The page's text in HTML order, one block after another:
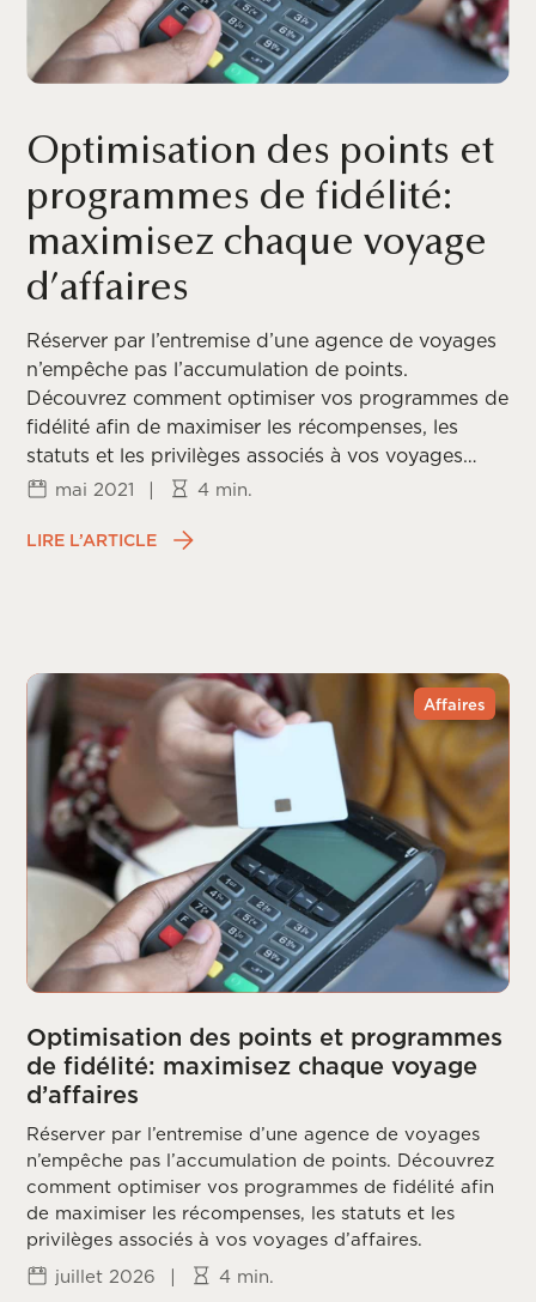
Optimisation des points et
programmes de fidélité:
maximisez chaque voyage
d’affaires
Réserver par l’entremise d’une agence de voyages
n’empêche pas l’accumulation de points.
Découvrez comment optimiser vos programmes de
fidélité afin de maximiser les récompenses, les
statuts et les privilèges associés à vos voyages
d’affaires.
mai 2021 | 4 min.
LIRE L’ARTICLE
Affaires
Optimisation des points et programmes
de fidélité: maximisez chaque voyage
d’affaires
Réserver par l’entremise d’une agence de voyages
n’empêche pas l’accumulation de points. Découvrez
comment optimiser vos programmes de fidélité afin
de maximiser les récompenses, les statuts et les
privilèges associés à vos voyages d’affaires.
juillet 2026
| 4 min.